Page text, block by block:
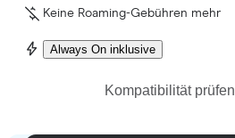
Keine Roaming-Gebühren mehr
Always On inklusive
Kompatibilität prüfen